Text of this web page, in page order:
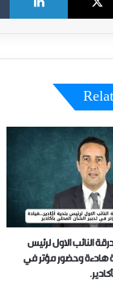
النائب الاول لرئيس
هادءة وحضور مؤتر في